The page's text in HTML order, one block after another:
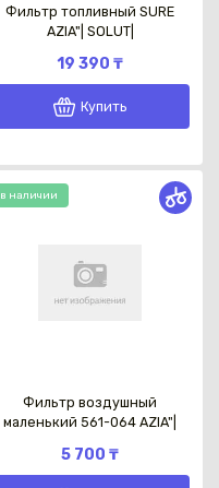
Фильтр топливный SURE
AZIA"| SOLUT|
19 390 ₸
Купить
в наличии
Фильтр воздушный
маленький 561-064 AZIA"|
5 700 ₸